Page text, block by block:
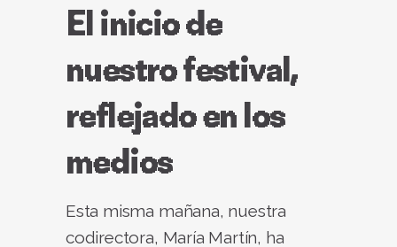
El inicio de
nuestro festival,
reflejado en los
medios
Esta misma mañana, nuestra
codirectora, María Martín, ha